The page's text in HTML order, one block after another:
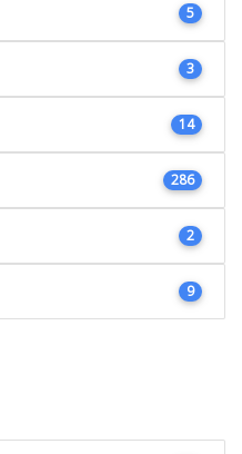
5
3
14
286
2
9